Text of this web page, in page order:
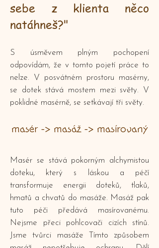
sebe z klienta něco
natáhneš?"
S úsměvem plným pochopení
odpovídám, že v tomto pojetí práce to
nelze. V posvátném prostoru masérny,
se dotek stává mostem mezi světy. V
poklidné masérně, se setkávají tři světy.
masér -> masáž -> masírovaný
Masér se stává pokorným alchymistou
doteku, který s láskou a péčí
transformuje energii doteků, tlaků,
hmatů a chvatů do masáže. Masáž pak
tuto péči předává masírovanému.
Nejsme přeci pohlcovači cizích stínů.
Jsme tvůrci masáže Tímto způsobem